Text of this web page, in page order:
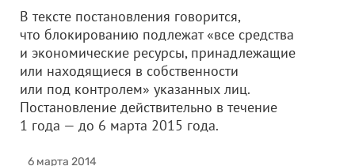
В тексте постановления говорится,
что блокированию подлежат «все средства
и экономические ресурсы, принадлежащие
или находящиеся в собственности
или под контролем» указанных лиц.
Постановление действительно в течение
1 года — до 6 марта 2015 года.
6 марта 2014